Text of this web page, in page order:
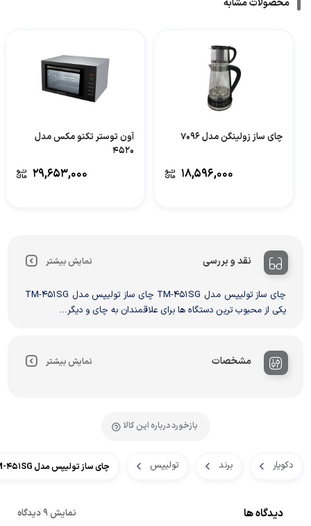
چای ساز زولینگن مدل 7096
۱۸,۵۹۶,۰۰۰
آون توستر تکنو مکس مدل
4520
۲۹,۶۵۳,۰۰۰
نقد و بررسی نمایش بیشتر
چای ساز تولیپس مدل TM-451SG چای ساز تولیپس مدل TM-451SG
یکی از محبوب ترین دستگاه ها برای علاقمندان به چای و دیگر...
مشخصات نمایش بیشتر
بازخورد درباره این کالا
دکویار برند تولیپس چای ساز تولیپس مدل TM-451SG
دیدگاه ها نمایش 9 دیدگاه